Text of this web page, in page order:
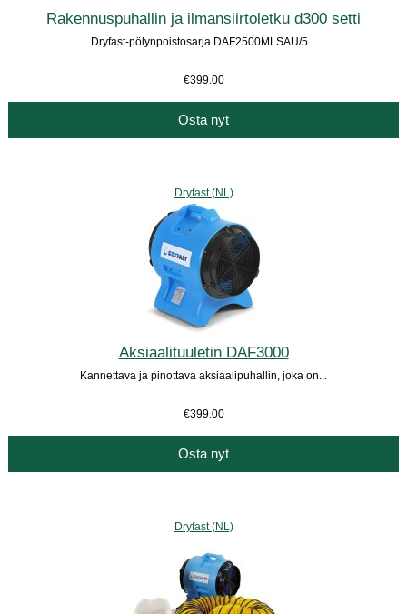
Rakennuspuhallin ja ilmansiirtoletku d300 setti
Dryfast-pölynpoistosarja DAF2500MLSAU/5...
€399.00
Osta nyt
Dryfast (NL)
Aksiaalituuletin DAF3000
Kannettava ja pinottava aksiaalipuhallin, joka on...
€399.00
Osta nyt
Dryfast (NL)